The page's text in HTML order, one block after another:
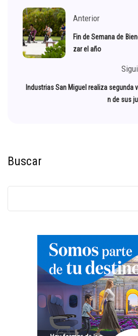
Anterior
Fin de Semana de
zar el año
Industrias San Miguel realiza segunda
n de sus
Buscar